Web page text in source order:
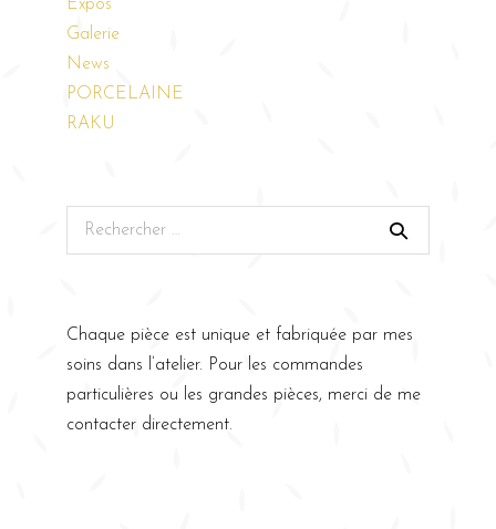
Expos
Galerie
News
PORCELAINE
RAKU
Chaque pièce est unique et fabriquée par mes
soins dans l’atelier. Pour les commandes
particulières ou les grandes pièces, merci de me
contacter directement.